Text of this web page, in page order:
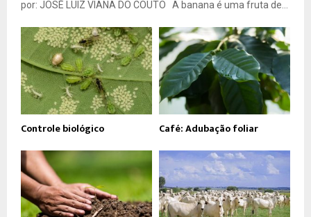
por: JOSÉ LUIZ VIANA DO COUTO A banana é uma fruta de...
Controle biológico Café: Adubação foliar